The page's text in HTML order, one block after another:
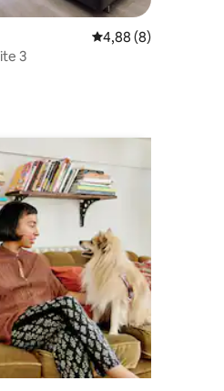
op 5, 20 recensies
Gemiddelde
4,88 (8)
3